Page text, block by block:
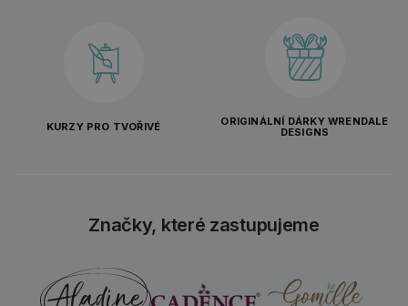
KURZY PRO TVOŘIVÉ
ORIGINÁLNÍ DÁRKY WRENDALE
DESIGNS
Značky, které zastupujeme